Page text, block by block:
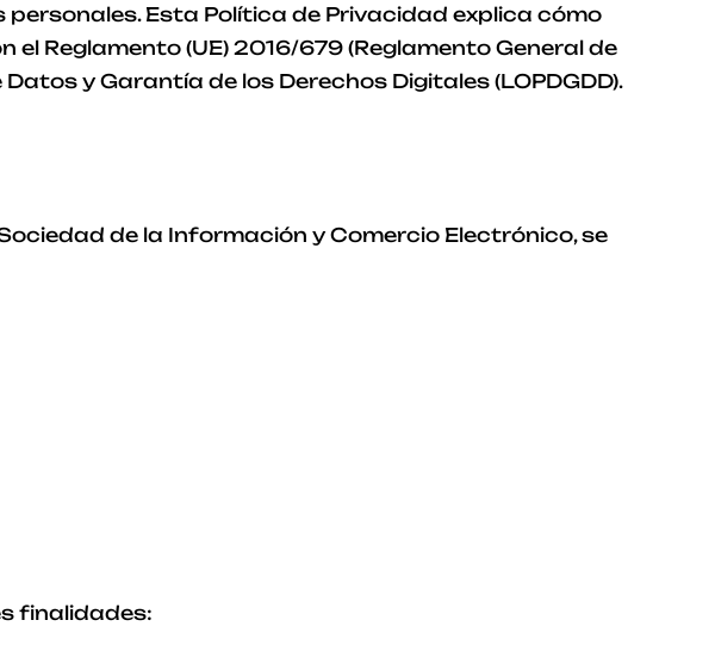
Esta Política de Privacidad explica cómo
Reglamento (UE) 2016/679 (Reglamento General de
y Garantía de los Derechos Digitales (LOPDGDD).
de la Información y Comercio Electrónico, se
finalidades: